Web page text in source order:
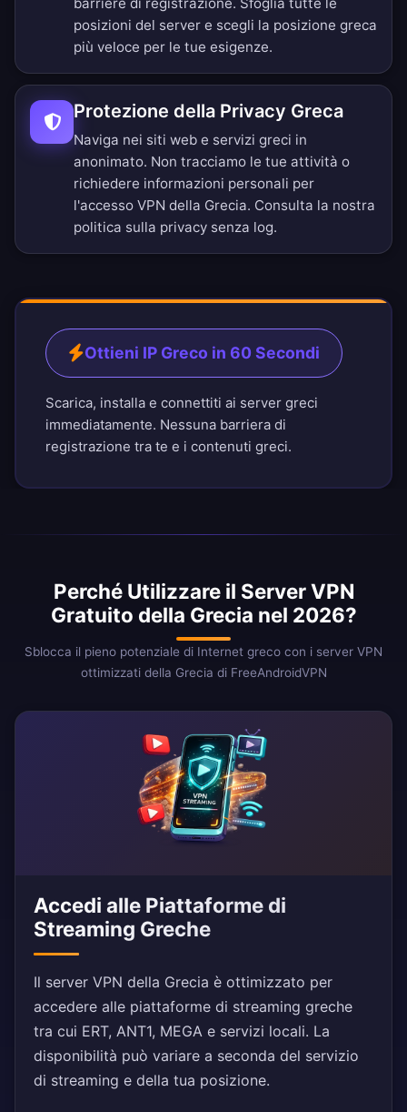
barriere di registrazione. Sfoglia tutte le
posizioni del server e scegli la posizione greca
più veloce per le tue esigenze.
Protezione della Privacy Greca
Naviga nei siti web e servizi greci in
anonimato. Non tracciamo le tue attività o
richiedere informazioni personali per
l'accesso VPN della Grecia. Consulta la nostra
politica sulla privacy senza log.
Ottieni IP Greco in 60 Secondi
Scarica, installa e connettiti ai server greci
immediatamente. Nessuna barriera di
registrazione tra te e i contenuti greci.
Perché Utilizzare il Server VPN
Gratuito della Grecia nel 2026?
Sblocca il pieno potenziale di Internet greco con i server VPN
ottimizzati della Grecia di FreeAndroidVPN
Accedi alle Piattaforme di
Streaming Greche
Il server VPN della Grecia è ottimizzato per
accedere alle piattaforme di streaming greche
tra cui ERT, ANT1, MEGA e servizi locali. La
disponibilità può variare a seconda del servizio
di streaming e della tua posizione.